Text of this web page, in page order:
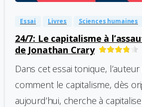
Essai Livres Sciences humaines
24/7: Le capitalisme à
de Jonathan Crary
Dans cet essai tonique,
comment le capitalisme, dès
aujourd’hui, cherche à